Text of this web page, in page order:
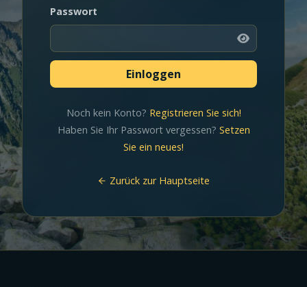
Passwort
Noch kein Konto? Registrieren Sie sich!
Haben Sie Ihr Passwort vergessen? Setzen
Sie ein neues!
Zurück zur Hauptseite